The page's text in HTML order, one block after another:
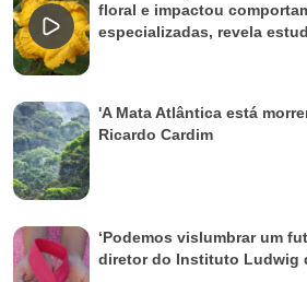
floral e impactou
especializadas, revela
'A Mata Atlântica está
Ricardo Cardim
‘Podemos vislumbrar um
diretor do Instituto Ludwig